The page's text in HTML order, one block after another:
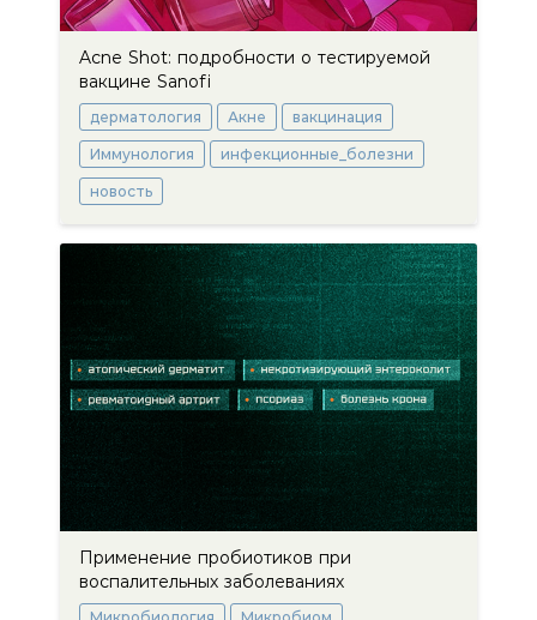
Acne Shot: подробности о тестируемой
вакцине Sanofi
дерматология Акне вакцинация
Иммунология инфекционные_болезни
новость
Применение пробиотиков при
воспалительных заболеваниях